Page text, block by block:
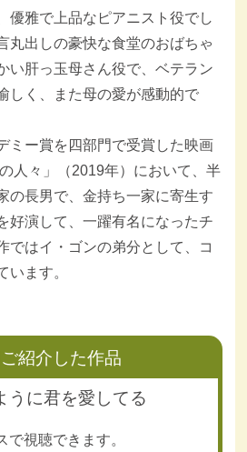
優雅で上品なピアニスト役でし
丸出しの豪快な食堂のおばちゃ
い肝っ玉母さん役で、ベテラン
しく、また母の愛が感動的で
ミー賞を四部門で受賞した映画
人々」（2019年）において、半
の長男で、金持ち一家に寄生す
好演して、一躍有名になったチ
ではイ・ゴンの弟分として、コ
います。
紹介した作品
うに君を愛してる
で視聴できます。